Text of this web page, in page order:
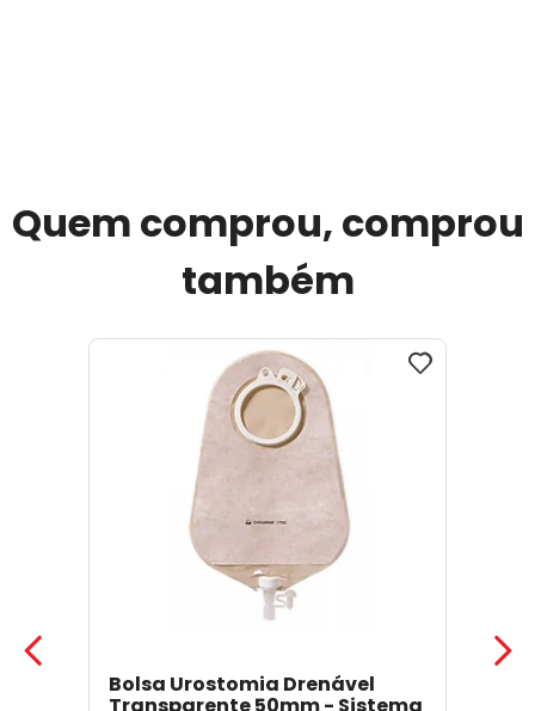
Quem comprou, comprou
também
Bolsa Urostomia Drenável